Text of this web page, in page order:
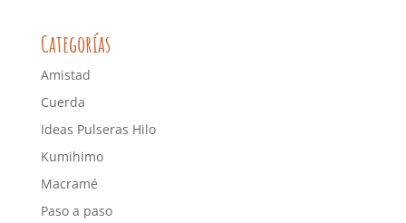
Categorías
Amistad
Cuerda
Ideas Pulseras Hilo
Kumihimo
Macramé
Paso a paso